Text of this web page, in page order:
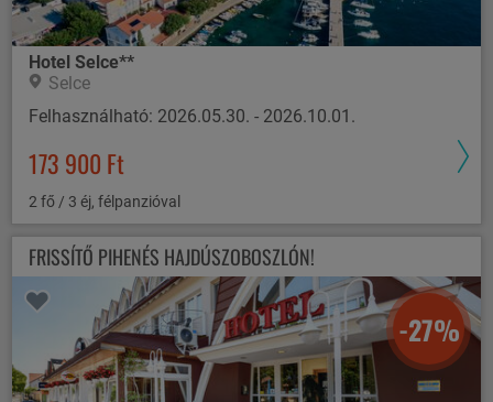
Hotel Selce**
Selce
Felhasználható: 2026.05.30. - 2026.10.01.
173 900 Ft
2 fő / 3 éj, félpanzióval
FRISSÍTŐ PIHENÉS HAJDÚSZOBOSZLÓN!
-27%